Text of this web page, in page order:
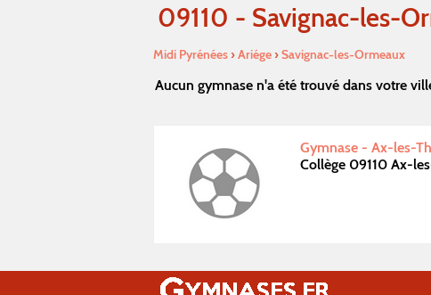
09110 - Savignac-les-
Midi Pyrénées›Ariége›Savignac-les-Ormeaux
Aucun gymnase n'a été trouvé dans votre
Gymnase - Ax-les-
Collège 09110 Ax-